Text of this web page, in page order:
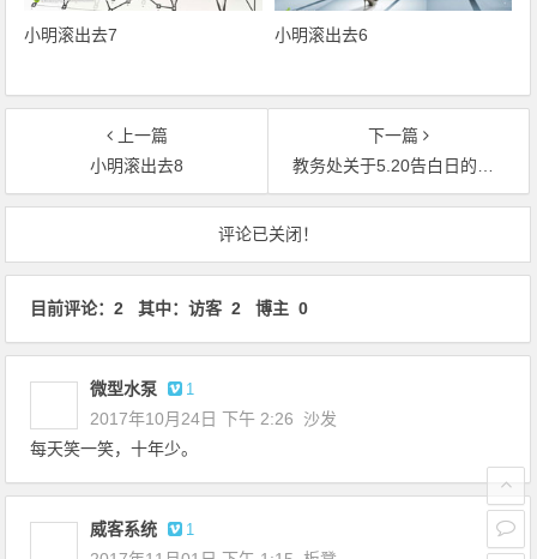
小明滚出去7 小明滚出去6
上一篇
小明滚出去8
下一篇
教务处关于5.20告白日的通知
评论已关闭！
目前评论：2 其中：访客 2 博主 0
微型水泵 1
2017年10月24日 下午 2:26
沙发
每天笑一笑，十年少。
威客系统 1